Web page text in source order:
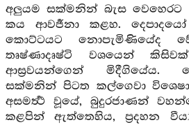
අලුයම සක්මනින් බැස වෙහෙරට
කය ආවර්‍ජනා කළහ.
කොට්ටයට නොපැමිණියේද
තෘෂ්ණාදෘෂ්ටි වශයෙන්
ආස්‍රවයන්ගෙන් මිදීගියේය.
සක්මනින් පිටත කල්ගෙවා
අසමර්‍ත්‍ථ වූයේ, බුදුරජාණන්
කළපින් ඇත්තෙහිය, ප්‍රදහන